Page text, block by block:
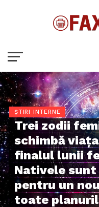
ȘTIRI INTERNE
Trei zodii
schimbă
finalul lunii
Nativele
pentru un
toate